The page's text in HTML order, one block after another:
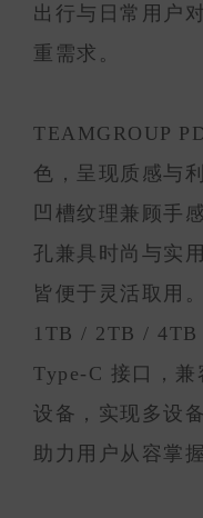
出行与日常用户
重需求。
TEAMGROUP
色，呈现质感与
凹槽纹理兼顾手
孔兼具时尚与实
皆便于灵活取用
1TB / 2TB / 4TB
Type-C 接口，
设备，实现多设
助力用户从容掌